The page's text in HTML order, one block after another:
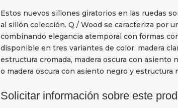
Estos nuevos sillones giratorios en las ruedas
al sillón colección. Q / Wood se caracteriza por
combinando elegancia atemporal con formas
disponible en tres variantes de color: madera
estructura cromada, madera oscura con asiento
o madera oscura con asiento negro y estructura
Solicitar información sobre este